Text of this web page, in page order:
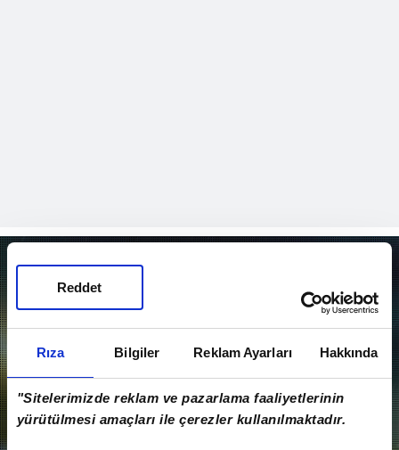
Rıza Bilgiler Reklam Ayarları Hakkında
"Sitelerimizde reklam ve pazarlama faaliyetlerinin
yürütülmesi amaçları ile çerezler kullanılmaktadır.
Reddet
EN SON VİDEOLAR